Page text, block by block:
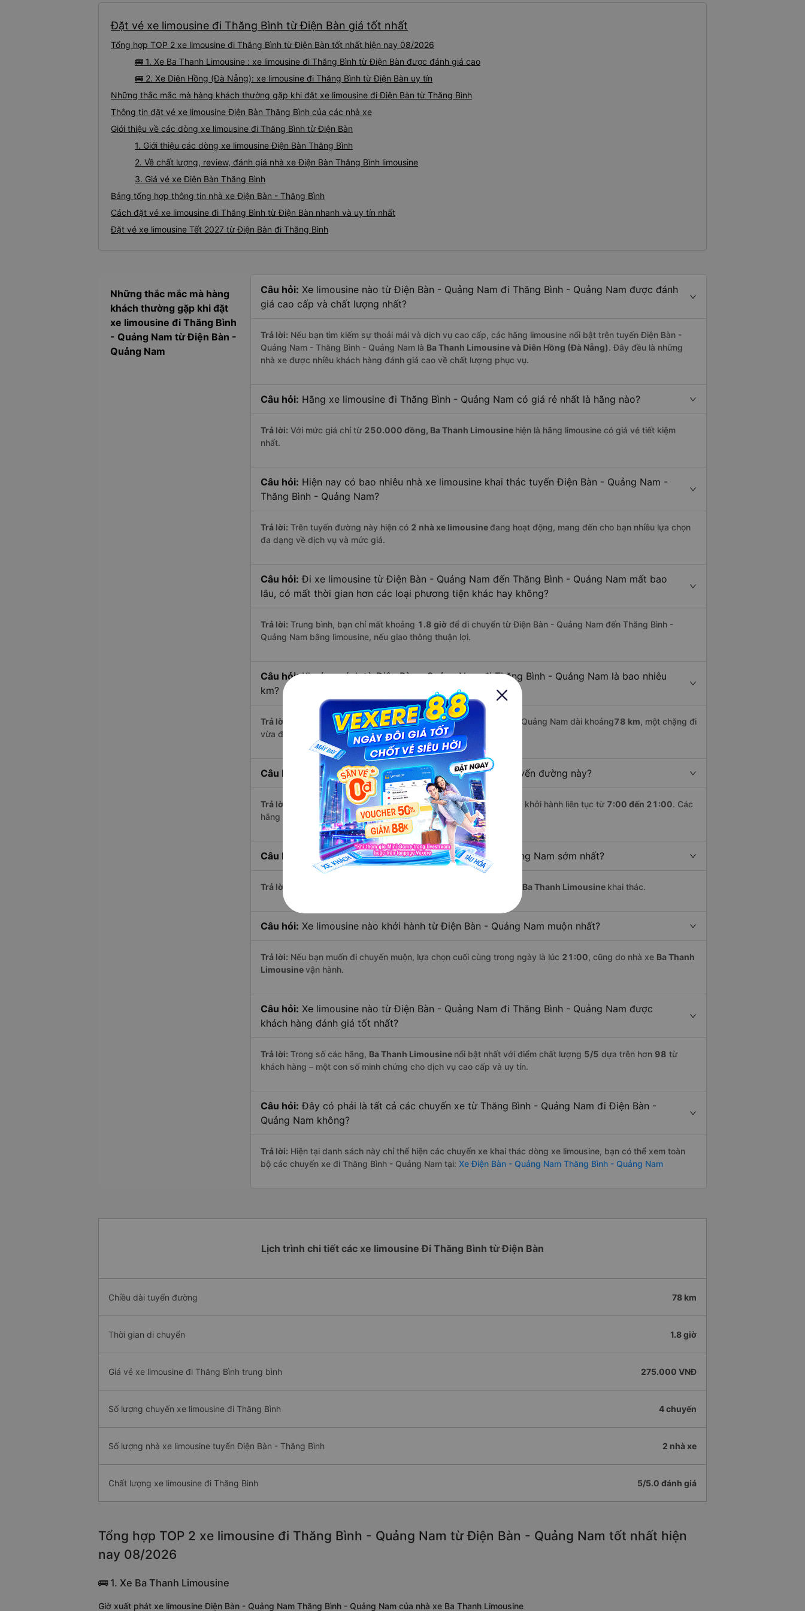
Đặt vé xe limousine đi Thăng Bình từ Điện Bàn giá tốt nhất
Tổng hợp TOP 2 xe limousine đi Thăng Bình từ Điện Bàn tốt nhất hiện nay 08/2026
🚌 1. Xe Ba Thanh Limousine : xe limousine đi Thăng Bình từ Điện Bàn được đánh giá cao
🚌 2. Xe Diên Hồng (Đà Nẵng): xe limousine đi Thăng Bình từ Điện Bàn uy tín
Những thắc mắc mà hàng khách thường gặp khi đặt xe limousine đi Điện Bàn từ Thăng Bình
Thông tin đặt vé xe limousine Điện Bàn Thăng Bình của các nhà xe
Giới thiệu về các dòng xe limousine đi Thăng Bình từ Điện Bàn
1. Giới thiệu các dòng xe limousine Điện Bàn Thăng Bình
2. Về chất lượng, review, đánh giá nhà xe Điện Bàn Thăng Bình limousine
3. Giá vé xe Điện Bàn Thăng Bình
Bảng tổng hợp thông tin nhà xe Điện Bàn - Thăng Bình
Cách đặt vé xe limousine đi Thăng Bình từ Điện Bàn nhanh và uy tín nhất
Đặt vé xe limousine Tết 2027 từ Điện Bàn đi Thăng Bình
Những thắc mắc mà hàng
khách thường gặp khi đặt
xe limousine đi Thăng Bình
- Quảng Nam từ Điện Bàn -
Quảng Nam
Câu hỏi: Xe limousine nào từ Điện Bàn - Quảng Nam đi Thăng Bình - Quảng Nam được đánh
giá cao cấp và chất lượng nhất?
Trả lời: Nếu bạn tìm kiếm sự thoải mái và dịch vụ cao cấp, các hãng limousine nổi bật trên tuyến Điện Bàn -
Quảng Nam - Thăng Bình - Quảng Nam là Ba Thanh Limousine và Diên Hồng (Đà Nẵng). Đây đều là những
nhà xe được nhiều khách hàng đánh giá cao về chất lượng phục vụ.
Câu hỏi: Hãng xe limousine đi Thăng Bình - Quảng Nam có giá rẻ nhất là hãng nào?
Trả lời: Với mức giá chỉ từ 250.000 đồng, Ba Thanh Limousine hiện là hãng limousine có giá vé tiết kiệm
nhất.
Câu hỏi: Hiện nay có bao nhiêu nhà xe limousine khai thác tuyến Điện Bàn - Quảng Nam -
Thăng Bình - Quảng Nam?
Trả lời: Trên tuyến đường này hiện có 2 nhà xe limousineđang hoạt động, mang đến cho bạn nhiều lựa chọn
đa dạng về dịch vụ và mức giá.
Câu hỏi: Đi xe limousine từ Điện Bàn - Quảng Nam đến Thăng Bình - Quảng Nam mất bao
lâu, có mất thời gian hơn các loại phương tiện khác hay không?
Trả lời: Trung bình, bạn chỉ mất khoảng 1.8 giờ để di chuyển từ Điện Bàn - Quảng Nam đến Thăng Bình -
Quảng Nam bằng limousine, nếu giao thông thuận lợi.
Câu hỏi:Khoảng cách từ Điện Bàn - Quảng Nam đi Thăng Bình - Quảng Nam là bao nhiêu
km?
Trả lời: Quãng đường từ Điện Bàn - Quảng Nam đến Thăng Bình - Quảng Nam dài khoảng78 km, một chặng đi
vừa đủ để bạn thư giãn trên xe limousine thoải mái.
Câu hỏi: Mỗi ngày có bao nhiêu chuyến limousine trên tuyến đường này?
Trả lời: Mỗi ngày có tới4 chuyến limousinehoạt động trên tuyến, khởi hành liên tục từ 7:00 đến 21:00. Các
hãng nổi bật gồm:Ba Thanh Limousine , Diên Hồng (Đà Nẵng)
Câu hỏi: Xe limousine nào khởi hành từ Thăng Bình - Quảng Nam sớm nhất?
Trả lời: Ba Thanh Limousine khai thác.
Câu hỏi: Xe limousine nào khởi hành từ Điện Bàn - Quảng Nam muộn nhất?
Trả lời: Nếu bạn muốn đi chuyến muộn, lựa chọn cuối cùng trong ngày là lúc 21:00, cũng do nhà xe Ba Thanh
Limousinevận hành.
Câu hỏi: Xe limousine nào từ Điện Bàn - Quảng Nam đi Thăng Bình - Quảng Nam được
khách hàng đánh giá tốt nhất?
Trả lời: Trong số các hãng, Ba Thanh Limousine nổi bật nhất với điểm chất lượng 5/5 dựa trên hơn 98 từ
khách hàng – một con số minh chứng cho dịch vụ cao cấp và uy tín.
Câu hỏi: Đây có phải là tất cả các chuyến xe từ Thăng Bình - Quảng Nam đi Điện Bàn -
Quảng Nam không?
Trả lời: Hiện tại danh sách này chỉ thể hiện các chuyến xe khai thác dòng xe limousine, bạn có thể xem toàn
bộ các chuyến xe đi Thăng Bình - Quảng Nam tại: Xe Điện Bàn - Quảng Nam Thăng Bình - Quảng Nam
Lịch trình chi tiết các xe limousine Đi Thăng Bình từ Điện Bàn
Chiều dài tuyến đường 78 km
Thời gian di chuyển 1.8 giờ
Giá vé xe limousine đi Thăng Bình trung bình 275.000 VNĐ
Số lượng chuyến xe limousine đi Thăng Bình 4 chuyến
Số lượng nhà xe limousine tuyến Điện Bàn - Thăng Bình 2 nhà xe
Chất lượng xe limousine đi Thăng Bình 5/5.0 đánh giá
Tổng hợp TOP 2 xe limousine đi Thăng Bình - Quảng Nam từ Điện Bàn - Quảng Nam tốt nhất hiện
nay 08/2026
🚌 1. Xe Ba Thanh Limousine
Giờ xuất phát xe limousine Điện Bàn - Quảng Nam Thăng Bình - Quảng Nam của nhà xe Ba Thanh Limousine